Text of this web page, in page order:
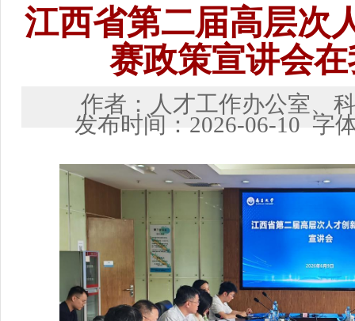
江西省第二届高层次
赛政策宣讲会
作者： 人才工作办公室、
发布时间： 2026-06-10 字